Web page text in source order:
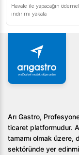
Havale ile yapacağın
indirimi yakala
Arı Gastro,
ticaret platformudur.
tamamı olmak üzere,
sektöründe yer